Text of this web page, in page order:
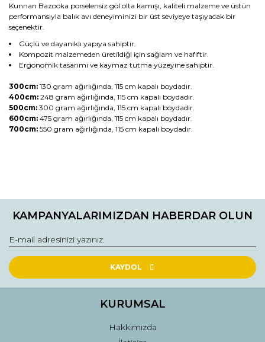
Kunnan Bazooka porselensiz göl olta kamışı, kaliteli malzeme ve üstün
performansıyla balık avı deneyiminizi bir üst seviyeye taşıyacak bir
seçenektir.
Güçlü ve dayanıklı yapıya sahiptir.
Kompozit malzemeden üretildiği için sağlam ve hafiftir.
Ergonomik tasarımı ve kaymaz tutma yüzeyine sahiptir.
300cm: 130 gram ağırlığında, 115 cm kapalı boydadır.
400cm: 248 gram ağırlığında, 115 cm kapalı boydadır.
500cm: 300 gram ağırlığında, 115 cm kapalı boydadır.
600cm: 475 gram ağırlığında, 115 cm kapalı boydadır.
700cm: 550 gram ağırlığında, 115 cm kapalı boydadır.
konularda yetersiz gördüğünüz noktaları öneri formunu
Görüş ve önerileriniz için teşekkür ederiz.
Ürün resmi kalitesiz, bozuk veya görüntülenemiyor.
Ürün açıklamasında eksik bilgiler bulunuyor.
Ürün fiyatı diğer sitelerden daha pahalı.
KAMPANYALARIMIZDAN HABERDAR OLUN
KAYDOL
KURUMSAL
Hakkımızda